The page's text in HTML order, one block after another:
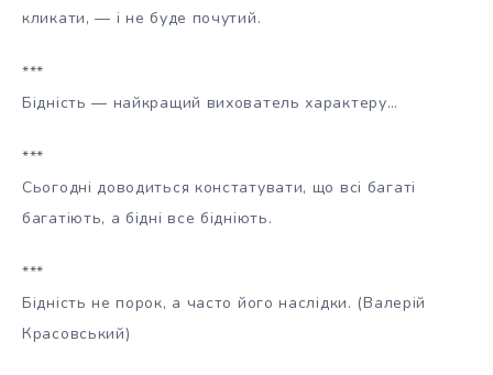
кликати, — і не буде почутий.
***
Бідність — найкращий вихователь характеру…
***
Сьогодні доводиться констатувати, що всі багаті
багатіють, а бідні все бідніють.
***
Бідність не порок, а часто його наслідки. (Валерій
Красовський)